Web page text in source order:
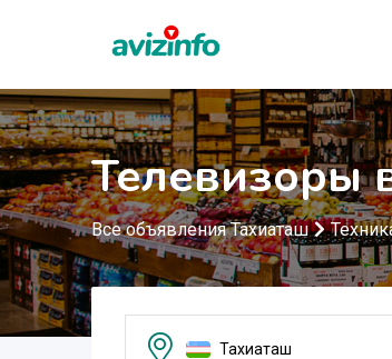
Телевизоры
Все объявления Тахиаташ
Тахиаташ